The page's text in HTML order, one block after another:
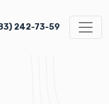
242-73-59